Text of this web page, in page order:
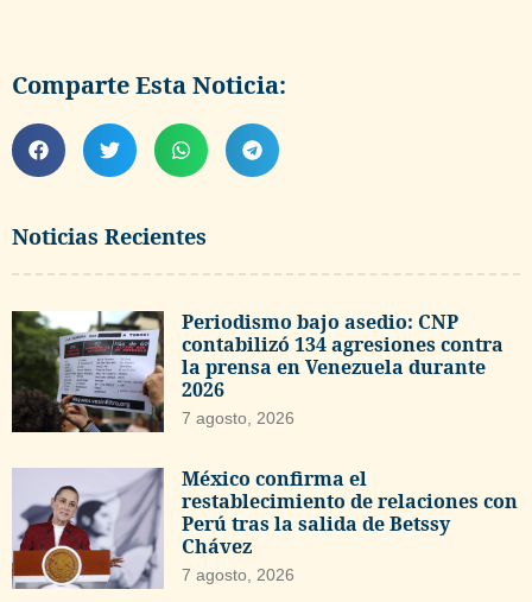
Noticias Recientes
Periodismo bajo asedio: CNP
contabilizó 134 agresiones contra
la prensa en Venezuela durante
2026
7 agosto, 2026
México confirma el
restablecimiento de relaciones con
Perú tras la salida de Betssy
Chávez
7 agosto, 2026
Comparte Esta Noticia: